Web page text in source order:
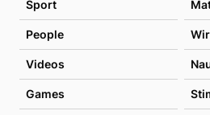
Sport
People
Videos
Games